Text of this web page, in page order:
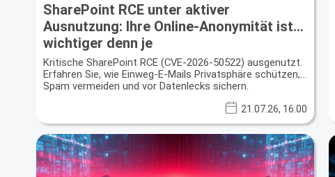
SharePoint RCE unter aktiver
Ausnutzung: Ihre Online-Anonymität ist
wichtiger denn je
Kritische SharePoint RCE (CVE-2026-50522) ausgenutzt.
Erfahren Sie, wie Einweg-E-Mails Privatsphäre schützen,
Spam vermeiden und vor Datenlecks sichern.
21.07.26, 16:00